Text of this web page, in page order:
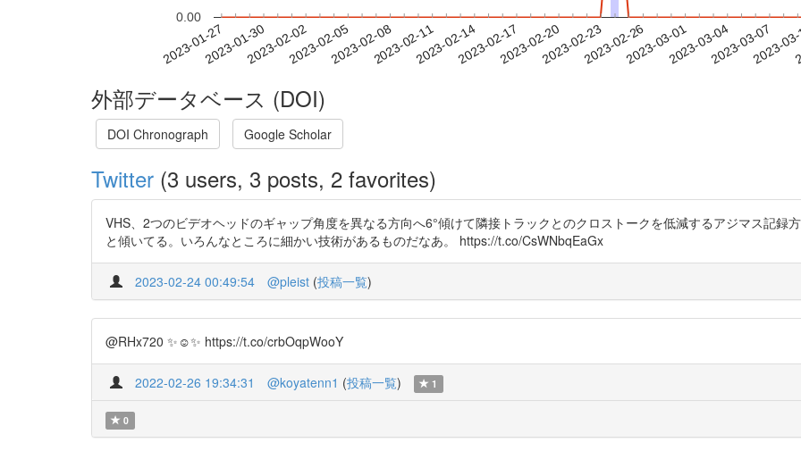
2023-01-272023-01-302023-02-022023-02-052023-02-082023-02-112023-02-142023-02-172023-02-202023-02-232023-02-262023-03-012023-03-042023-03-07
2023-
0.00
外部データベース (DOI)
DOI Chronograph Google Scholar
Twitter (3 users, 3 posts, 2 favorites)
VHS、2つのビデオヘッドのギャップ角度を異なる方向へ6°傾けて隣接トラックとのクロストークを低減するアジマス記録
と傾いてる。いろんなところに細かい技術があるものだなあ。 https://t.co/CsWNbqEaGx
2023-02-24 00:49:54 @pleist (投稿一覧)
@RHx720 ✨☺️✨ https://t.co/crbOqpWooY
2022-02-26 19:34:31 @koyatenn1 (投稿一覧) 1
0